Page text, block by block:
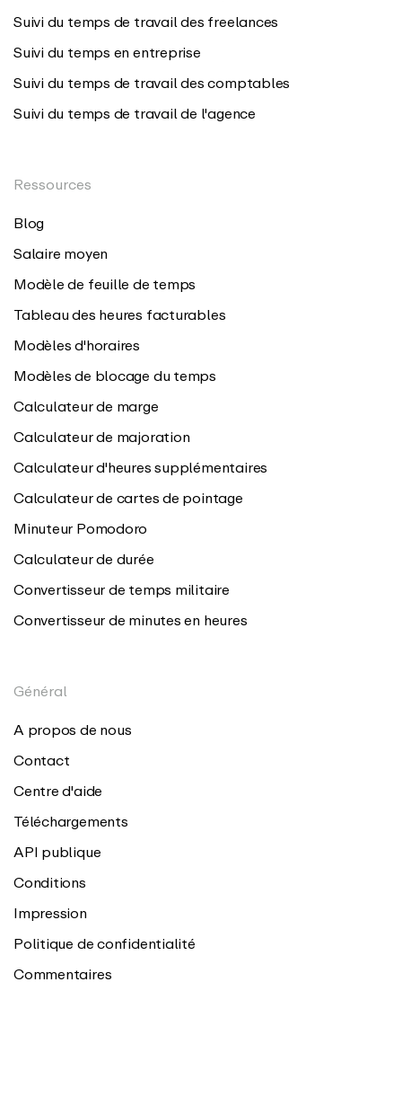
Suivi du temps de travail des freelances
Suivi du temps en entreprise
Suivi du temps de travail des comptables
Suivi du temps de travail de l'agence
Ressources
Blog
Salaire moyen
Modèle de feuille de temps
Tableau des heures facturables
Modèles d'horaires
Modèles de blocage du temps
Calculateur de marge
Calculateur de majoration
Calculateur d'heures supplémentaires
Calculateur de cartes de pointage
Minuteur Pomodoro
Calculateur de durée
Convertisseur de temps militaire
Convertisseur de minutes en heures
Général
A propos de nous
Contact
Centre d'aide
Téléchargements
API publique
Conditions
Impression
Politique de confidentialité
Commentaires